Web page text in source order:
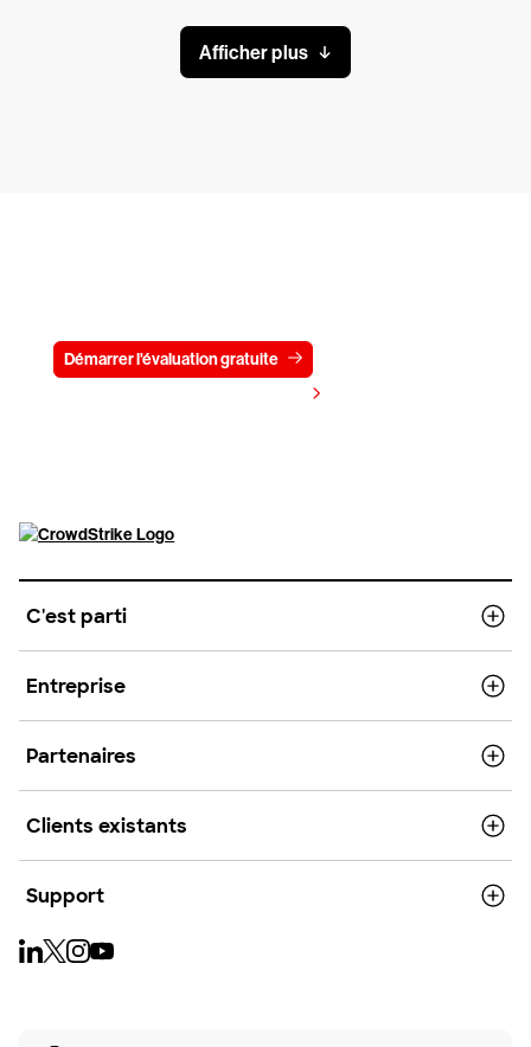
Afficher plus
Démarrer l'évaluation gratuite
C'est parti
Entreprise
Partenaires
Clients existants
Support